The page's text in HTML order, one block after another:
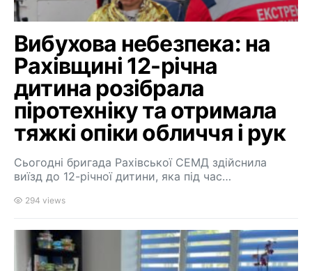
Вибухова небезпека: на
Рахівщині 12-річна
дитина розібрала
піротехніку та отримала
тяжкі опіки обличчя і рук
Сьогодні бригада Рахівської СЕМД здійснила
виїзд до 12-річної дитини, яка під час…
294 views